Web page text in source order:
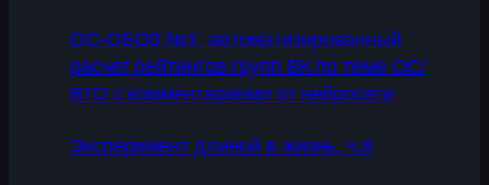
ОС-ОБОЗ №1: автоматизированный
расчет рейтингов групп ВК по теме ОС/
ВТО с комментариями от нейросети
Эксперимент длиной в жизнь, ч.8